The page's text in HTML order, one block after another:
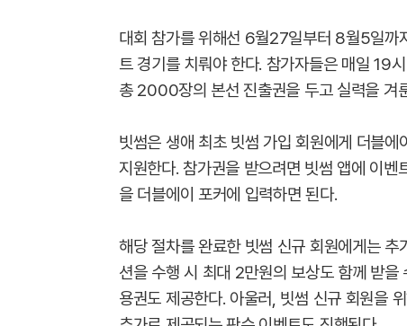
대회 참가를 위해선 6월27일부터 8월5일까
트 경기를 치뤄야 한다. 참가자들은 매일 19
총 2000장의 본선 진출권을 두고 실력을 겨
빗썸은 생애 최초 빗썸 가입 회원에게 더블
지원한다. 참가권을 받으려면 빗썸 앱에 이
을 더블에이 포커에 입력하면 된다.
해당 절차를 완료한 빗썸 신규 회원에게는
션을 수행 시 최대 2만원의 보상도 함께 받
용권도 제공한다. 아울러, 빗썸 신규 회원을